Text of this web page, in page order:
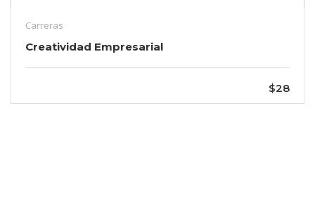
Carreras
Creatividad Empresarial
$28